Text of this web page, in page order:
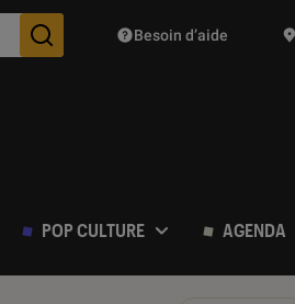
Des suggestions de produits
Besoin d’aide
POP CULTURE AGENDA